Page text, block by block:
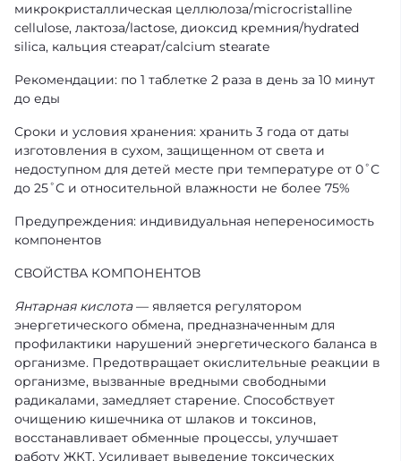
микрокристаллическая целлюлоза/microcristalline
cellulose, лактоза/lactose, диоксид кремния/hydrated
silica, кальция стеарат/calcium stearate
Рекомендации: по 1 таблетке 2 раза в день за 10 минут
до еды
Сроки и условия хранения: хранить 3 года от даты
изготовления в сухом, защищенном от света и
недоступном для детей месте при температуре от 0˚С
до 25˚С и относительной влажности не более 75%
Предупреждения: индивидуальная непереносимость
компонентов
СВОЙСТВА КОМПОНЕНТОВ
Янтарная кислота— является регулятором
энергетического обмена, предназначенным для
профилактики нарушений энергетического баланса в
организме. Предотвращает окислительные реакции в
организме, вызванные вредными свободными
радикалами, замедляет старение. Способствует
очищению кишечника от шлаков и токсинов,
восстанавливает обменные процессы, улучшает
работу ЖКТ. Усиливает выведение токсических